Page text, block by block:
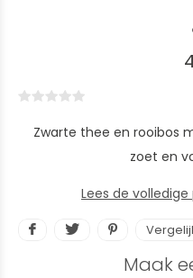
Zwarte thee en rooibos
zoet en
Lees de
Maak